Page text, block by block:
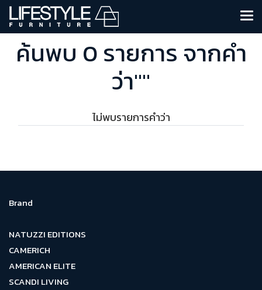
ค้นพบ 0 รายการ จากคำ
ว่า""
ไม่พบรายการคำว่า
Brand
NATUZZI EDITIONS
CAMERICH
AMERICAN ELITE
SCANDI LIVING